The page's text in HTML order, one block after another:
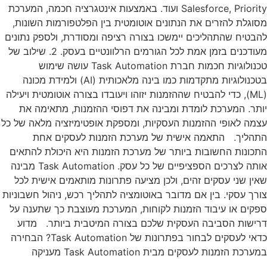
Salesforce, Priority ועוד. באמצעות אינטגרציה חכמה, המערכת
מסוגלת להזרים את הנתונים אוטומטית בין הפלטפורמות השונות,
להבטיח שהתהליכים יימשכו בצורה רציפה ומסודרת, ולספק נתונים
מעודכנים בזמן אמת לכל הגורמים הרלוונטיים בעסק. 2. שילוב של
טכנולוגיות חכמות חברת Task Automation עושה שימוש
בטכנולוגיות מתקדמות כמו בינה מלאכותית (AI) ולמידת מכונה
(ML), כדי להבטיח שההזמנות יזוהו ויעובדו בצורה אוטומטית ויעילה
יותר. המערכת לומדת ומבינה את דפוסי ההזמנות, מתאימה את
עצמה לאופי ההזמנות העסקיות, ומספקת אופטימיזציה מלאה של כל
התהליך. התאמה אישית של מערכת הזמנות לעסקים אחת
התכונות החשובות ביותר של מערכת הזמנות היא היכולת להתאים
אותה לצרכים הספציפיים של כל עסק. Task Automation מבינה
שאין שני עסקים זהים, ולכן מציעה פתרונות מותאמים אישית לכל
צורך עסקי. בין אם מדובר באוטומציה לתהליך רכש, ניהול חשבוניות
ספקים או עיבוד הזמנות לקוחות, המערכת מעוצבת כך שתענה על
דרישות הסביבה העסקית שלכם בצורה המיטבית ביותר. מדוע
כדאי לעסקים לבחור בפתרונות של Task Automation? הבחירה
במערכת הזמנות לעסקים מבית Task Automation מעניקה